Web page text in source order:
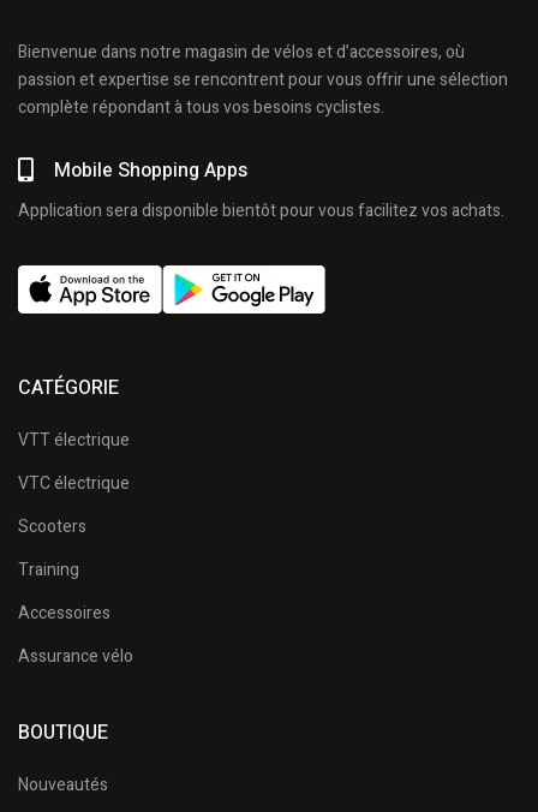
Bienvenue dans notre magasin de vélos et d’accessoires, où
passion et expertise se rencontrent pour vous offrir une sélection
complète répondant à tous vos besoins cyclistes.
Mobile Shopping Apps
Application sera disponible bientôt pour vous facilitez vos achats.
CATÉGORIE
VTT électrique
VTC électrique
Scooters
Training
Accessoires
Assurance vélo
BOUTIQUE
Nouveautés